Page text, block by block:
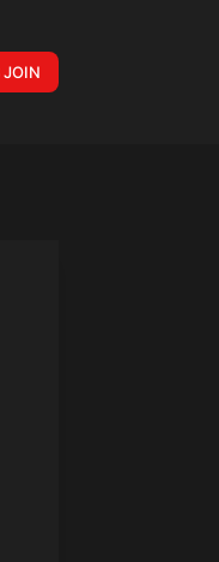
JOIN